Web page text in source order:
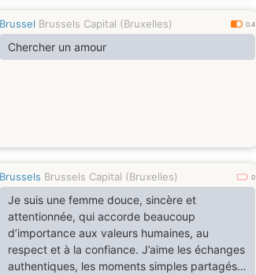
Brussel Brussels Capital (Bruxelles) 0.4
Chercher un amour
Brussels Brussels Capital (Bruxelles) 0
Je suis une femme douce, sincère et
attentionnée, qui accorde beaucoup
d’importance aux valeurs humaines, au
respect et à la confiance. J’aime les échanges
authentiques, les moments simples partagés à